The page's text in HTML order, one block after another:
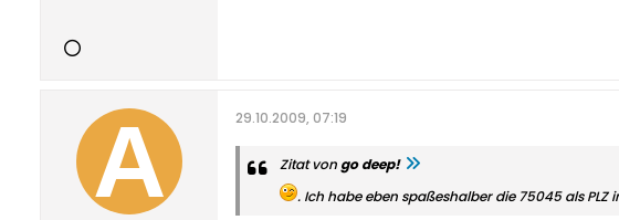
29.10.2009, 07:19
Zitat von go deep!
. Ich habe eben spaßeshalber die 75045 als